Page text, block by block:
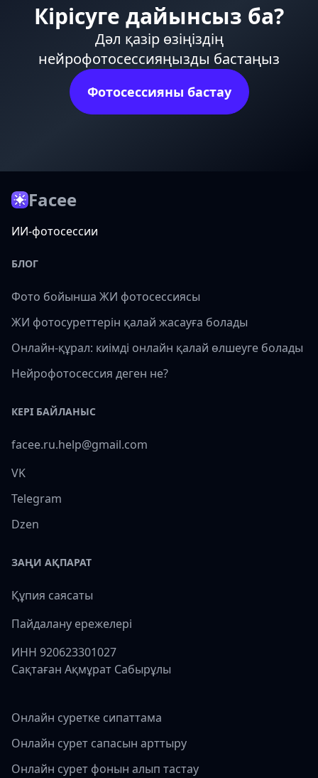
Кірісуге дайынсыз ба?
Дәл қазір өзіңіздің
нейрофотосессияңызды бастаңыз
Фотосессияны бастау
Facee
ИИ-фотосессии
БЛОГ
Фото бойынша ЖИ фотосессиясы
ЖИ фотосуреттерін қалай жасауға болады
Онлайн-құрал: киімді онлайн қалай өлшеуге болады
Нейрофотосессия деген не?
КЕРІ БАЙЛАНЫС
facee.ru.help@gmail.com
VK
Telegram
Dzen
ЗАҢИ АҚПАРАТ
Құпия саясаты
Пайдалану ережелері
ИНН 920623301027
Сақтаған Ақмұрат Сабырұлы
Онлайн суретке сипаттама
Онлайн сурет сапасын арттыру
Онлайн сурет фонын алып тастау